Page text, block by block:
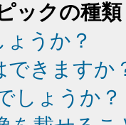
ックの種類
うか？
できますか
しょうか？